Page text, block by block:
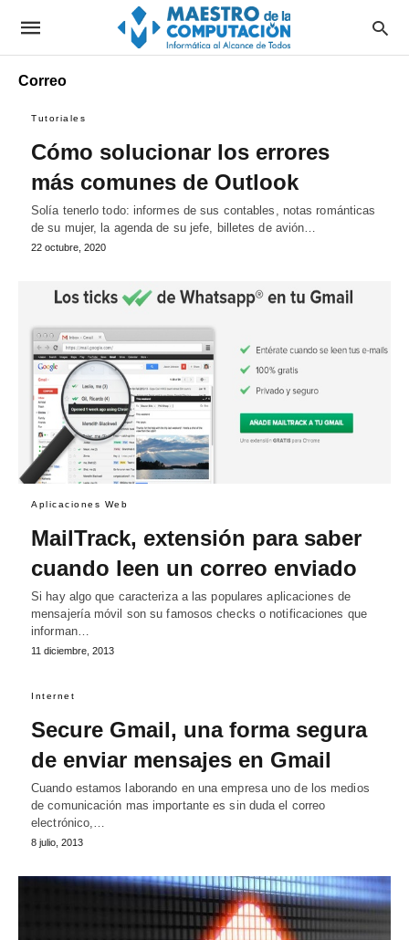
Correo
Tutoriales
Cómo solucionar los errores
más comunes de Outlook
Solía tenerlo todo: informes de sus contables, notas románticas
de su mujer, la agenda de su jefe, billetes de avión…
22 octubre, 2020
Aplicaciones Web
MailTrack, extensión para saber
cuando leen un correo enviado
Si hay algo que caracteriza a las populares aplicaciones de
mensajería móvil son su famosos checks o notificaciones que
informan…
11 diciembre, 2013
Internet
Secure Gmail, una forma segura
de enviar mensajes en Gmail
Cuando estamos laborando en una empresa uno de los medios
de comunicación mas importante es sin duda el correo
electrónico,…
8 julio, 2013